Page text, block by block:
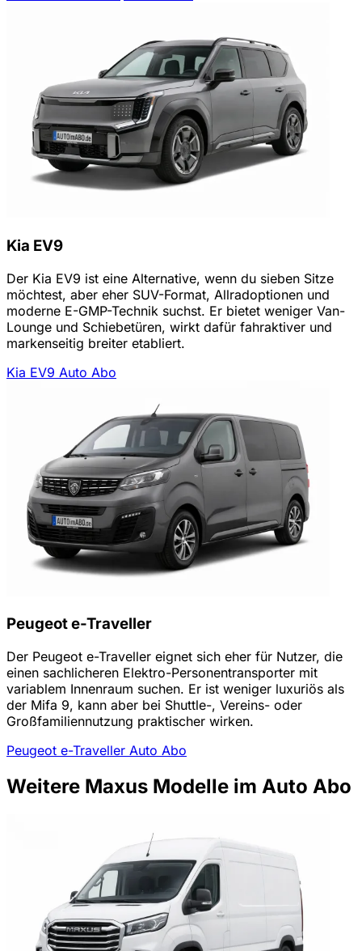
Kia EV9
Der Kia EV9 ist eine Alternative, wenn du sieben Sitze
möchtest, aber eher SUV-Format, Allradoptionen und
moderne E-GMP-Technik suchst. Er bietet weniger Van-
Lounge und Schiebetüren, wirkt dafür fahraktiver und
markenseitig breiter etabliert.
Kia EV9 Auto Abo
Peugeot e-Traveller
Der Peugeot e-Traveller eignet sich eher für Nutzer, die
einen sachlicheren Elektro-Personentransporter mit
variablem Innenraum suchen. Er ist weniger luxuriös als
der Mifa 9, kann aber bei Shuttle-, Vereins- oder
Großfamiliennutzung praktischer wirken.
Peugeot e-Traveller Auto Abo
Weitere Maxus Modelle im Auto Abo